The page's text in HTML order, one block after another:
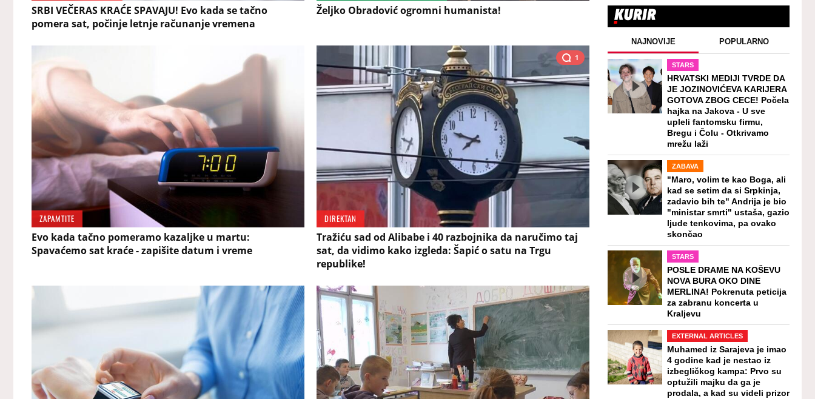
SRBI VEČERAS KRAĆE SPAVAJU! Evo kada se tačno
pomera sat, počinje letnje računanje vremena
Željko Obradović ogromni humanista!
ZAPAMTITE
Evo kada tačno pomeramo kazaljke u martu:
Spavaćemo sat kraće - zapišite datum i vreme
1
DIREKTAN
Tražiću sad od Alibabe i 40 razbojnika da naručimo taj
sat, da vidimo kako izgleda: Šapić o satu na Trgu
republike!
NAJNOVIJE POPULARNO
STARS
HRVATSKI MEDIJI TVRDE DA
JE JOZINOVIĆEVA KARIJERA
GOTOVA ZBOG CECE! Počela
hajka na Jakova - U sve
upleli fantomsku firmu,
Bregu i Čolu - Otkrivamo
mrežu laži
ZABAVA
"Maro, volim te kao Boga, ali
kad se setim da si Srpkinja,
zadavio bih te" Andrija je bio
"ministar smrti" ustaša, gazio
ljude tenkovima, pa ovako
skončao
STARS
POSLE DRAME NA KOŠEVU
NOVA BURA OKO DINE
MERLINA! Pokrenuta peticija
za zabranu koncerta u
Kraljevu
EXTERNAL ARTICLES
Muhamed iz Sarajeva je imao
4 godine kad je nestao iz
izbegličkog kampa: Prvo su
optužili majku da ga je
prodala, a kad su videli prizor